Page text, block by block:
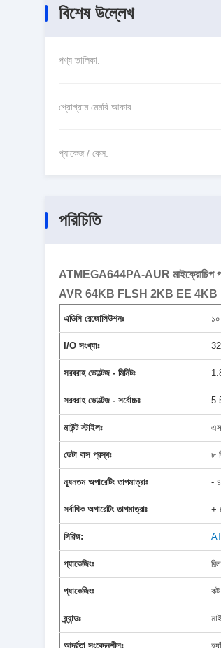
বিশেষ উল্লেখ
পণ্য তালিকা:
প্রোগ্রাম মেমরি আকার:
প্যাকেজ / কেস:
পরিচিতি
ATMEGA644PA-AUR মাইক্রোচিপ
AVR 64KB FLSH 2KB EE 4KB
এডিসি রেজোলিউশনঃ ১০
I/O সংখ্যাঃ
সরবরাহ ভোল্টেজ - মিনিটঃ
সরবরাহ ভোল্টেজ - সর্বোচ্চঃ
মাউন্ট স্টাইলঃ
ডেটা বাস প্রস্থঃ ৮
ন্যূনতম অপারেটিং তাপমাত্রাঃ -
সর্বাধিক অপারেটিং তাপমাত্রাঃ +
সিরিজ:
প্যাকেজিংঃ রিল
প্যাকেজিংঃ কট
ব্র্যান্ডঃ
আর্দ্রতা সংবেদনশীলঃ